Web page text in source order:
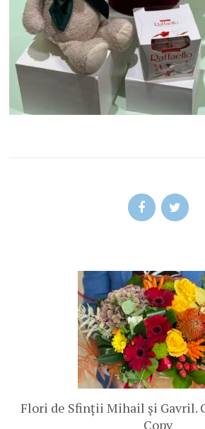
Flori de Sfinții Mihail și Gavril.
Copy